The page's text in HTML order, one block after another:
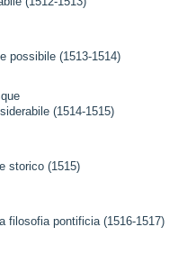
possibile (1513-1514)
(1514-1515)
storico (1515)
filosofia pontificia (1516-1517)